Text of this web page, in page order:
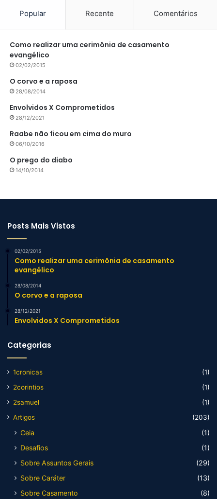
Popular Recente Comentários
Como realizar uma cerimônia de casamento
evangélico
02/02/2015
O corvo e a raposa
28/08/2014
Envolvidos X Comprometidos
28/12/2021
Raabe não ficou em cima do muro
06/10/2016
O prego do diabo
14/10/2014
Posts Mais Vistos
02/02/2015
Como realizar uma cerimônia de casamento
evangélico
28/08/2014
O corvo e a raposa
28/12/2021
Envolvidos X Comprometidos
Categorias
1cronicas
(1)
2corintios
(1)
2samuel
(1)
Artigos
(203)
Ceia
(1)
Desafios
(1)
Sobre Assuntos Gerais
(29)
Sobre Caráter
(13)
Sobre Casamento
(8)